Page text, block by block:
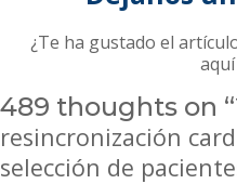
¿Te ha gustado el
489 thoughts on “
resincronización
selección de